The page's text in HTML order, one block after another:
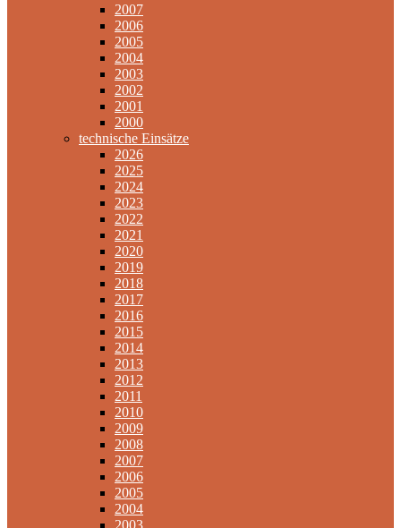
2007
2006
2005
2004
2003
2002
2001
2000
technische Einsätze
2026
2025
2024
2023
2022
2021
2020
2019
2018
2017
2016
2015
2014
2013
2012
2011
2010
2009
2008
2007
2006
2005
2004
2003